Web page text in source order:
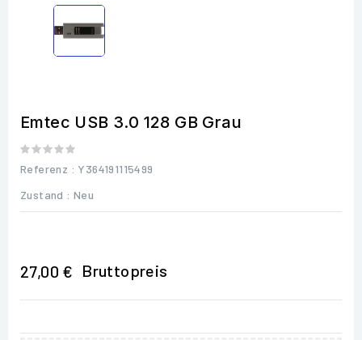
Emtec USB 3.0 128 GB Grau
Referenz : Y364191115499
Zustand : Neu
27,00 € Bruttopreis